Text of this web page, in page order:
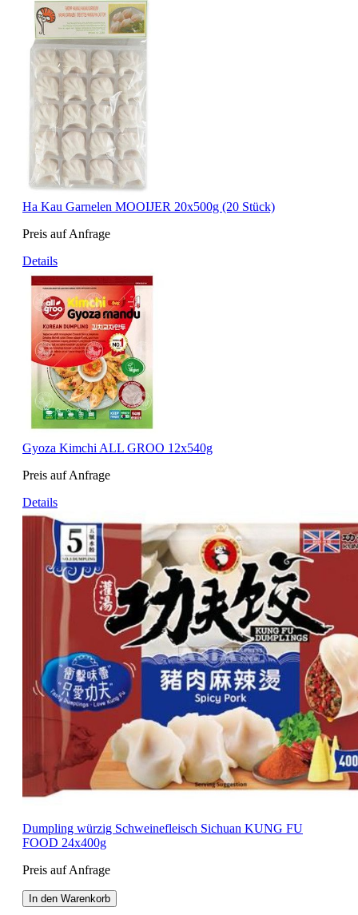
Ha Kau Garnelen MOOIJER 20x500g (20 Stück)
Preis auf Anfrage
Details
Gyoza Kimchi ALL GROO 12x540g
Preis auf Anfrage
Details
Dumpling würzig Schweinefleisch Sichuan KUNG FU
FOOD 24x400g
Preis auf Anfrage
In den Warenkorb